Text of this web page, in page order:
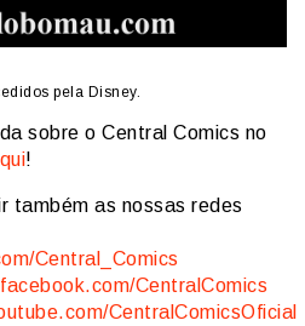
pela Disney.
sobre o Central Comics no
!
também as nossas redes
Central_Comics
CentralComics
CentralComicsOficial